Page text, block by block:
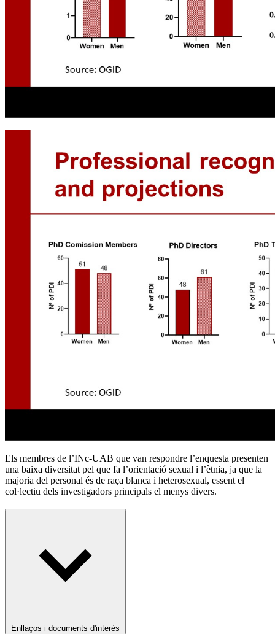
Els membres de l’INc-UAB que van respondre l’enquesta presenten
una baixa diversitat pel que fa l’orientació sexual i l’ètnia, ja que la
majoria del personal és de raça blanca i heterosexual, essent el
col·lectiu dels investigadors principals el menys divers.
Enllaços i documents d'interès